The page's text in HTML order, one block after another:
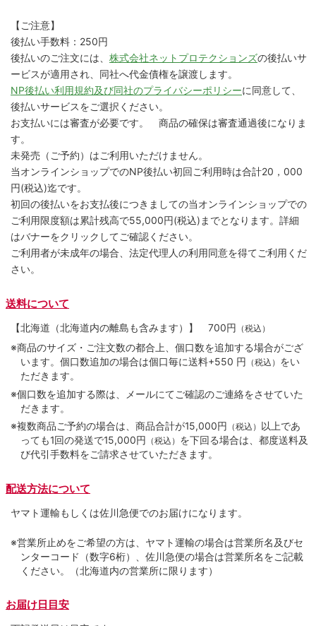
【ご注意】
後払い手数料：250円
後払いのご注文には、 株式会社ネットプロテクションズの後払いサ
ービスが適用され、同社へ代金債権を譲渡します。
NP後払い利用規約及び同社のプライバシーポリシーに同意して、
後払いサービスをご選択ください。
お支払いには審査が必要です。 商品の確保は審査通過後になりま
す。
未発売（ご予約）はご利用いただけません。
当オンラインショップでのNP後払い初回ご利用時は合計20，000
円(税込)迄です。
初回の後払いをお支払後につきましての当オンラインショップでの
ご利用限度額は累計残高で55,000円(税込)までとなります。詳細
はバナーをクリックしてご確認ください。
ご利用者が未成年の場合、法定代理人の利用同意を得てご利用くだ
さい。
送料について
【北海道（北海道内の離島も含みます）】 700円 （税込）
※商品のサイズ・ご注文数の都合上、個口数を追加する場合がござ
います。個口数追加の場合は個口毎に送料+550 円 （税込） をい
ただきます。
※個口数を追加する際は、メールにてご確認のご連絡をさせていた
だきます。
※複数商品ご予約の場合は、商品合計が15,000円 （税込） 以上であ
っても1回の発送で15,000円 （税込） を下回る場合は、都度送料及
び代引手数料をご請求させていただきます。
配送方法について
ヤマト運輸もしくは佐川急便でのお届けになります。
※営業所止めをご希望の方は、ヤマト運輸の場合は営業所名及びセ
ンターコード（数字6桁）、佐川急便の場合は営業所名をご記載
ください。（北海道内の営業所に限ります）
お届け日目安